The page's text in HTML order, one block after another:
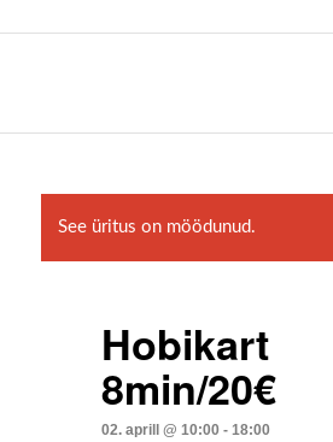
See üritus on möödunud.
Hobikart
8min/20€
02. aprill @ 10:00 - 18:00